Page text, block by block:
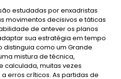
estudadas por enxadristas
movimentos decisivos e táticas
de antever os planos
sua estratégia em tempo
como um Grande
mistura de técnica,
calculada, muitas vezes
erros críticos. As partidas de